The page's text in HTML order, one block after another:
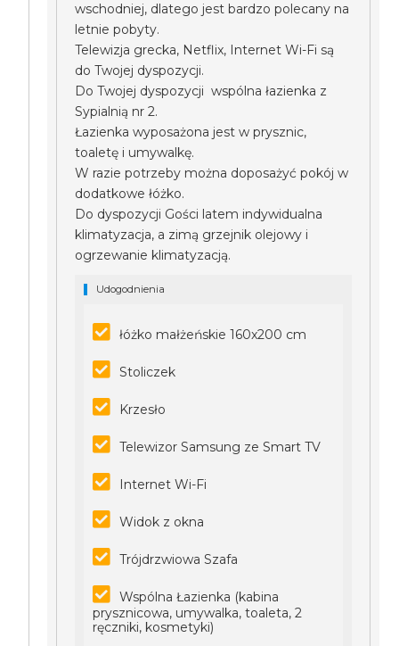
wschodniej, dlatego jest bardzo polecany na
letnie pobyty.
Telewizja grecka, Netflix, Internet Wi-Fi są
do Twojej dyspozycji.
Do Twojej dyspozycji wspólna łazienka z
Sypialnią nr 2.
Łazienka wyposażona jest w prysznic,
toaletę i umywalkę.
W razie potrzeby można doposażyć pokój w
dodatkowe łóżko.
Do dyspozycji Gości latem indywidualna
klimatyzacja, a zimą grzejnik olejowy i
ogrzewanie klimatyzacją.
Udogodnienia
łóżko małżeńskie 160x200 cm
Stoliczek
Krzesło
Telewizor Samsung ze Smart TV
Internet Wi-Fi
Widok z okna
Trójdrzwiowa Szafa
Wspólna Łazienka (kabina
prysznicowa, umywalka, toaleta, 2
ręczniki, kosmetyki)